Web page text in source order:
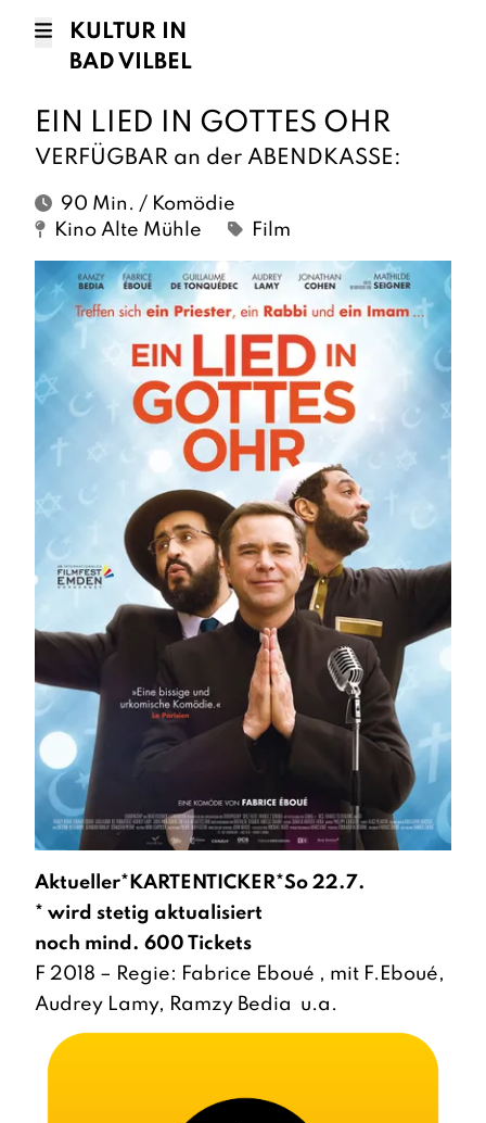
KULTUR IN
BAD VILBEL
EIN LIED IN GOTTES OHR
VERFÜGBAR an der ABENDKASSE:
90 Min. / Komödie
Kino Alte Mühle
Film
Aktueller*KARTENTICKER*So 22.7.
* wird stetig aktualisiert
noch mind. 600 Tickets
F 2018 – Regie: Fabrice Eboué , mit F.Eboué,
Audrey Lamy, Ramzy Bedia u.a.